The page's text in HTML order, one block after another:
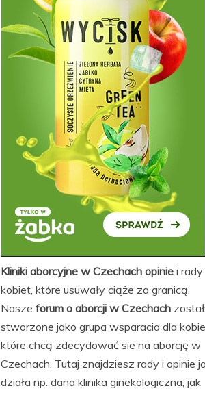
Kliniki aborcyjne w Czechach opinie i rady
kobiet, które usuwały ciąże za granicą.
Nasze forum o aborcji w Czechach
stworzone jako grupa wsparacia dla
które chcą zdecydować sie na aborcję w
Czechach. Tutaj znajdziesz rady i opinie
działa np. dana klinika ginekologiczna, jak